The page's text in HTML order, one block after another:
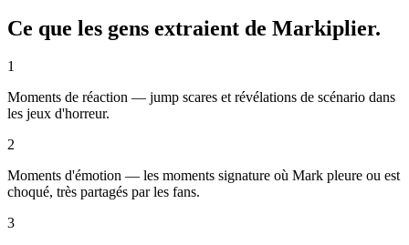
Ce que les gens extraient de Markiplier.
1
Moments de réaction — jump scares et révélations de scénario dans
les jeux d'horreur.
2
Moments d'émotion — les moments signature où Mark pleure ou est
choqué, très partagés par les fans.
3